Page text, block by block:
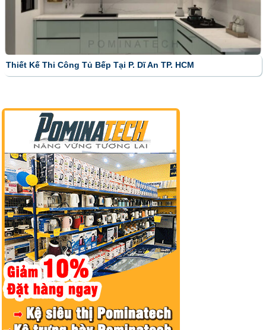
Thiết Kế Thi Công Tủ Bếp Tại P. Dĩ An TP. HCM